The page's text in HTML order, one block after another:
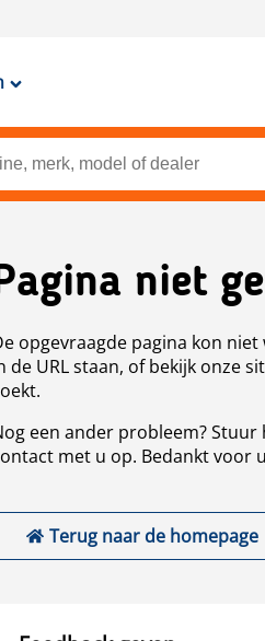
niet
opgevraagde pagina kon
de URL staan, of bekijk onze
een ander probleem?
met u op. Bedankt voor
Terug naar de homepage